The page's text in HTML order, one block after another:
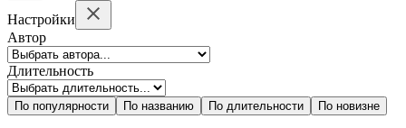
Настройки
Автор
Длительность
По популярности По названию По длительности По новизне